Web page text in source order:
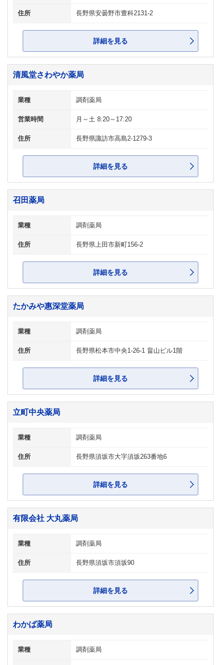
住所 長野県安曇野市豊科2131-2
詳細を見る
清風堂さわやか薬局
業種 調剤薬局
営業時間 月～土 8:20～17:20
住所 長野県諏訪市高島2-1279-3
詳細を見る
召田薬局
業種 調剤薬局
住所 長野県上田市新町156-2
詳細を見る
たかみや惠深堂薬局
業種 調剤薬局
住所 長野県松本市中央1-26-1 畠山ビル1階
詳細を見る
立町中央薬局
業種 調剤薬局
住所 長野県須坂市大字須坂263番地6
詳細を見る
有限会社 大丸薬局
業種 調剤薬局
住所 長野県須坂市須坂90
詳細を見る
わかば薬局
業種 調剤薬局